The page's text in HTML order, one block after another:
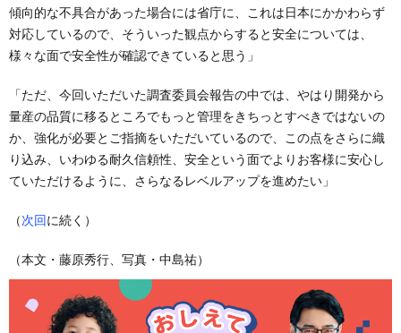
傾向的な不具合があった場合には省庁に、これは日本にかかわらず
対応しているので、そういった観点からすると安全については、
様々な面で安全性が確認できていると思う」
「ただ、今回いただいた調査委員会報告の中では、やはり開発から
量産の品質に移るところでもっと管理をきちっとすべきではないの
か、強化が必要とご指摘をいただいているので、この点をさらに織
り込み、いわゆる耐久信頼性、安全という面でよりお客様に安心し
ていただけるように、さらなるレベルアップを進めたい」
（次回に続く）
（本文・藤原秀行、写真・中島祐）